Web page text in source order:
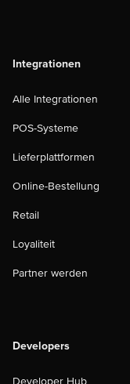
Integrationen
Alle Integrationen
POS-Systeme
Lieferplattformen
Online-Bestellung
Retail
Loyaliteit
Partner werden
Developers
Developer Hub